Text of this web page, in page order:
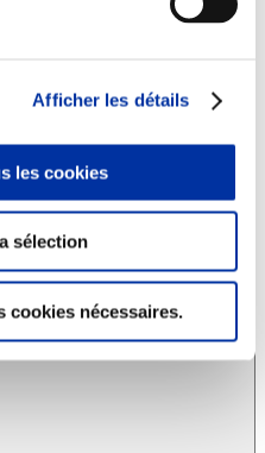
Afficher les détails
les cookies
sélection
cookies nécessaires.
des métiers